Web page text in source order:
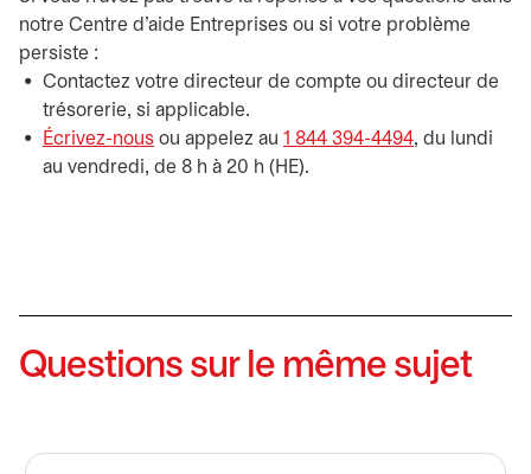
notre Centre d'aide Entreprises ou si votre problème
persiste :
Contactez votre directeur de compte ou directeur de
trésorerie, si applicable.
Écrivez-nous s’ouvre dans un nouvel onglet
ou appelez au 1 844 394-4494, du lundi
au vendredi, de 8 h à 20 h (HE).
Questions sur le même sujet